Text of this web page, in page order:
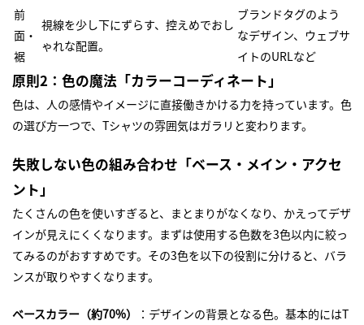
前
面・
裾
視線を少し下にずらす、控えめでおし
ゃれな配置。
ブランドタグのよう
なデザイン、ウェブサ
イトのURLなど
原則2：色の魔法「カラーコーディネート」
色は、人の感情やイメージに直接働きかける力を持っています。色
の選び方一つで、Tシャツの雰囲気はガラリと変わります。
失敗しない色の組み合わせ「ベース・メイン・アクセ
ント」
たくさんの色を使いすぎると、まとまりがなくなり、かえってデザ
インが見えにくくなります。まずは使用する色数を3色以内に絞っ
てみるのがおすすめです。その3色を以下の役割に分けると、バラ
ンスが取りやすくなります。
ベースカラー（約70%）
：デザインの背景となる色。基本的にはT